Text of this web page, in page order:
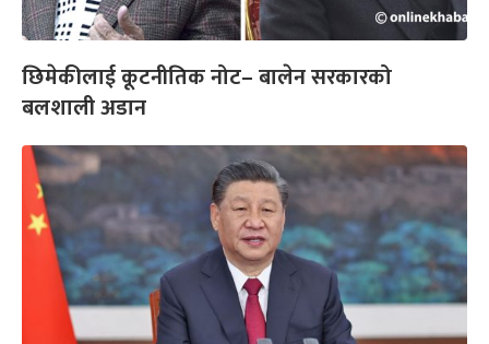
छिमेकीलाई कूटनीतिक नोट– बालेन सरकारको
बलशाली अडान